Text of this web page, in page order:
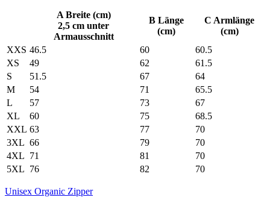
A Breite (cm)
2,5 cm unter
Armausschnitt
B Länge
(cm)
C Armlänge
(cm)
XXS 46.5 60
60.5
XS
49 62
61.5
S
51.5 67
64
M
54 71
65.5
L
57 73
67
XL
60 75
68.5
XXL 63 77
70
3XL 66 79
70
4XL 71 81
70
5XL 76 82 70
Unisex Organic Zipper